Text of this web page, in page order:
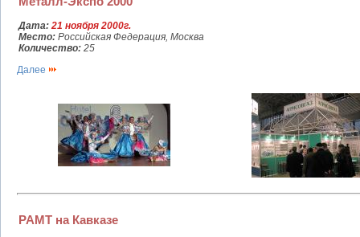
Дата: 21 ноября 2000г.
Место: Российская Федерация, Москва
Количество: 25
Далее
РАМТ на Кавказе